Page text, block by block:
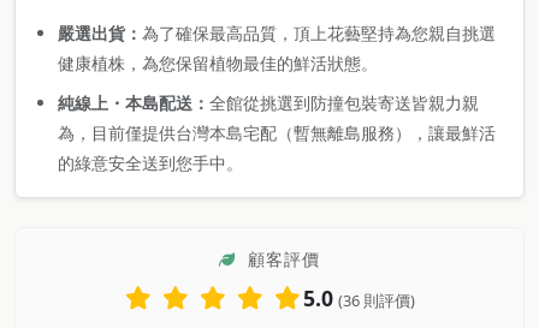
嚴選出貨：為了確保最高品質，頂上花藝堅持為您親自挑選
健康植株，為您保留植物最佳的鮮活狀態。
純線上・本島配送：全館從挑選到防撞包裝寄送皆親力親
為，目前僅提供台灣本島宅配（暫無離島服務），讓最鮮活
的綠意安全送到您手中。
顧客評價
5.0 (36 則評價)